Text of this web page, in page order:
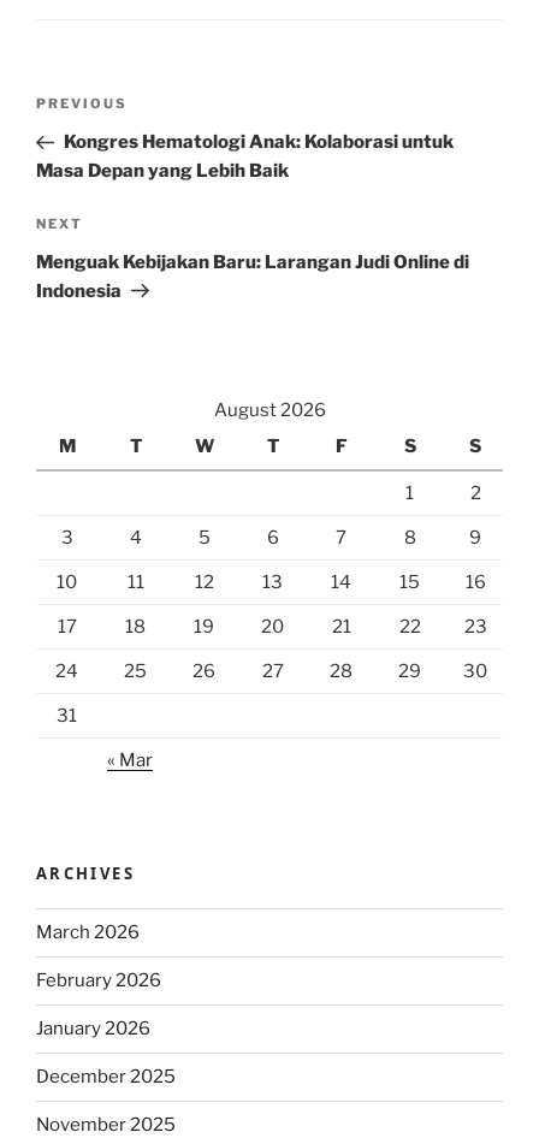
Previous
Post
PREVIOUS
Kongres Hematologi Anak: Kolaborasi untuk
Masa Depan yang Lebih Baik
Next
Post
NEXT
Menguak Kebijakan Baru: Larangan Judi Online di
Indonesia
August 2026
M
T W T F S S
1 2
3 4 5 6 7 8 9
10 11 12 13 14 15 16
17 18 19 20 21 22 23
24 25 26 27 28 29 30
31
« Mar
ARCHIVES
March 2026
February 2026
January 2026
December 2025
November 2025